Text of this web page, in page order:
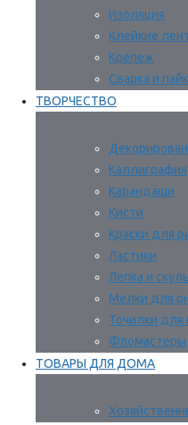
Изоляция
Клейкие
Крепеж
Сварка и
ТВОРЧЕСТВО
Каллиграфия
Карандаши
Кисти
Краски для
Ластики
Лепка и
Мелки для
Точилки для
Фломастеры
ТОВАРЫ ДЛЯ ДОМА